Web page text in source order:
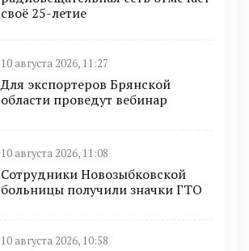
своё 25-летие
10 августа 2026, 11:27
Для экспортеров Брянской
области проведут вебинар
10 августа 2026, 11:08
Сотрудники Новозыбковской
больницы получили значки ГТО
10 августа 2026, 10:58